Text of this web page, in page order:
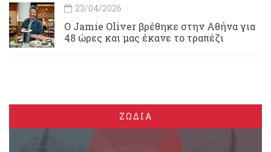
23/04/2026
Ο Jamie Oliver βρέθηκε στην Αθήνα για
48 ώρες και μας έκανε το τραπέζι
ΖΩΔΙΑ